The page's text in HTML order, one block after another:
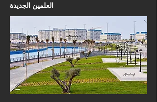
العلمين الجديدة